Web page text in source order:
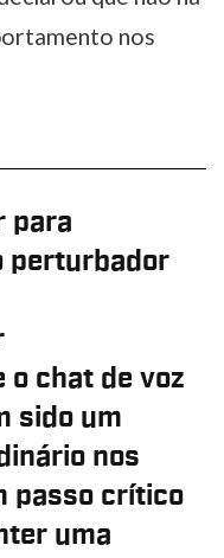
nos
para
perturbador
chat de voz
sido um
nos
passo crítico
uma